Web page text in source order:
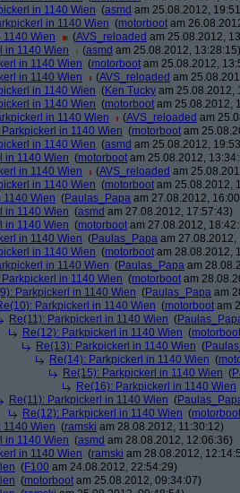
in 1140 Wien (asmd am 25.08.2012,
in 1140 Wien (motorboot am
1140 Wien
(AVS_reloaded am 25.08.2012,
in 1140 Wien
(asmd am 25.08.2012, 13:28:15)
in 1140 Wien (motorboot am 25.08.2012,
in 1140 Wien
(AVS_reloaded am
in 1140 Wien (Ken Tucky am 25.08.2012,
in 1140 Wien (motorboot am 25.08.2012,
in 1140 Wien
(AVS_reloaded am
Parkpickerl in 1140 Wien (motorboot am
in 1140 Wien (asmd am 25.08.2012,
in 1140 Wien (motorboot am 25.08.2012,
in 1140 Wien
(AVS_reloaded am
in 1140 Wien (motorboot am 25.08.2012,
1140 Wien (Paulas_Papa am 27.08.2012,
in 1140 Wien (asmd am 27.08.2012, 17:57:43)
in 1140 Wien (motorboot am 27.08.2012,
in 1140 Wien (Paulas_Papa am 27.08.2012,
in 1140 Wien (motorboot am 28.08.2012,
in 1140 Wien (Paulas_Papa am
Parkpickerl in 1140 Wien (motorboot am
Parkpickerl in 1140 Wien (Paulas_Papa am
Parkpickerl in 1140 Wien (motorboot am
Re(11): Parkpickerl in 1140 Wien (
Re(12): Parkpickerl in 1140 Wien (motorboot
Re(13): Parkpickerl in 1140 Wien (
Re(14): Parkpickerl in 1140 Wien (
Re(15): Parkpickerl in 1140 Wien (
Re(16): Parkpickerl in 1140 Wien
Re(11): Parkpickerl in 1140 Wien (
Re(12): Parkpickerl in 1140 Wien (motorboot
1140 Wien (ramski am 28.08.2012, 11:30:12)
in 1140 Wien (asmd am 28.08.2012, 12:06:36)
in 1140 Wien (ramski am 28.08.2012,
(F100 am 24.08.2012, 22:54:29)
(motorboot am 25.08.2012, 09:34:07)